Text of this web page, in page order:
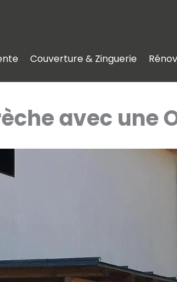
Couverture & Zinguerie
avec une